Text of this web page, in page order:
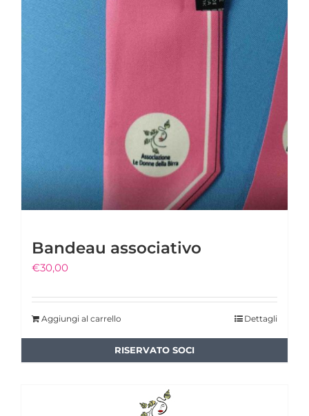
del
prodotto
Bandeau associativo
€30,00
Aggiungi al carrello Dettagli